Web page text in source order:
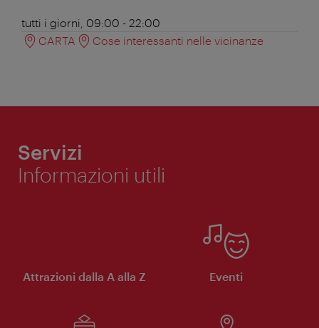
tutti i giorni, 09:00 - 22:00
CARTA
Cose interessanti nelle vicinanze
Servizi
Informazioni utili
Attrazioni dalla A alla Z Eventi